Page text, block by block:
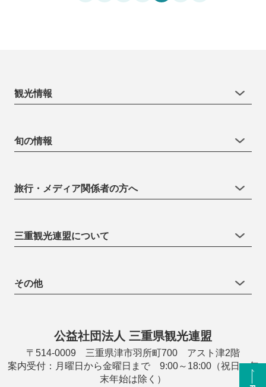
観光情報
旬の情報
旅行・メディア関係者の方へ
三重観光連盟について
その他
公益社団法人 三重県観光連盟
〒514-0009 三重県津市羽所町700 アスト津2階
案内受付：月曜日から金曜日まで 9:00～18:00（祝日・年
末年始は除く）